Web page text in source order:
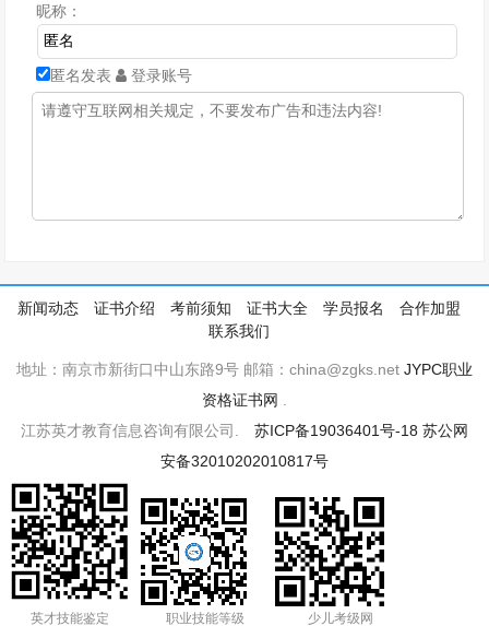
昵称：
匿名发表 登录账号
新闻动态 证书介绍 考前须知 证书大全 学员报名
合作加盟
联系我们
地址：南京市新街口中山东路9号 邮箱：china@zgks.net JYPC职业
资格证书网
江苏英才教育信息咨询有限公司. 苏ICP备19036401号-18 苏公网
安备32010202010817号
英才技能鉴定 职业技能等级 少儿考级网